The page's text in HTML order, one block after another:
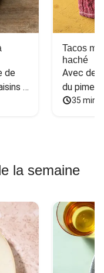
de
Tacos
haché
Avec des
du
35
la semaine